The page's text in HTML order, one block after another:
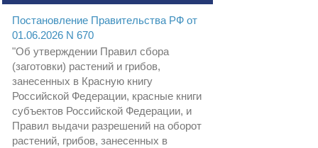
Постановление Правительства РФ от
01.06.2026 N 670
"Об утверждении Правил сбора
(заготовки) растений и грибов,
занесенных в Красную книгу
Российской Федерации, красные книги
субъектов Российской Федерации, и
Правил выдачи разрешений на оборот
растений, грибов, занесенных в